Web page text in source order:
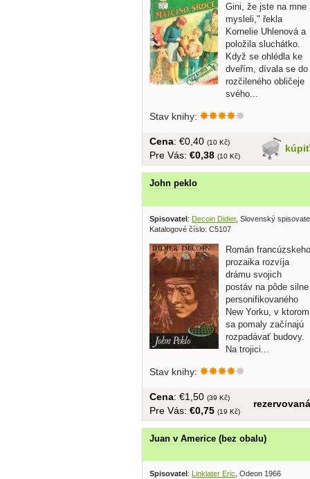
Gini, že jste na mne
mysleli," řekla
Kornelie Uhlenová a
položila sluchátko.
Když se ohlédla ke
dveřím, dívala se do
rozčileného obličeje
svého...
Stav knihy:
kúpiť
Cena: €0,40 (10 Kč)
Pre Vás: €0,38 (10 Kč)
John peklo
Spisovatel: Decoin Didier, Slovenský
Katalogové číslo: C5107
Román francúzskeho
prozaika rozvíja
drámu svojich
postáv na pôde silne
personifikovaného
New Yorku, v ktorom
sa pomaly začínajú
rozpadávať budovy.
Na trojici...
Stav knihy:
rezervovaná
Cena: €1,50 (39 Kč)
Pre Vás: €0,75 (19 Kč)
Juan v Americe (bez obalu)
Spisovatel : Linklater Eric , Odeon 1966